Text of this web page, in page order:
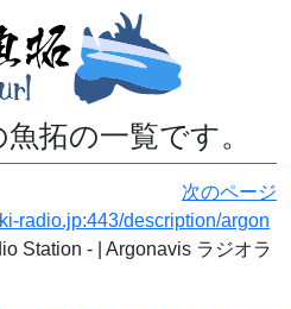
拓の一覧です。
次のページ
radio.jp:443/description/argon
Station - | Argonavis ラジオラ